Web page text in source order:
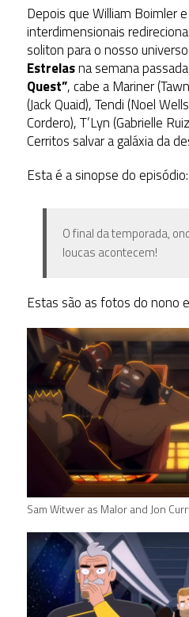
Depois que William Boimler
interdimensionais
soliton para o nosso
Estrelasna semana
Quest”, cabe a Mariner
(Jack Quaid), Tendi (Noel
Cordero), T’Lyn (Gabrielle
Cerritos salvar a galáxia da
Esta é a sinopse do episódio:
O final da temporada,
loucas acontecem!
Estas são as fotos do nono
Sam Witwer as Malor and Jon